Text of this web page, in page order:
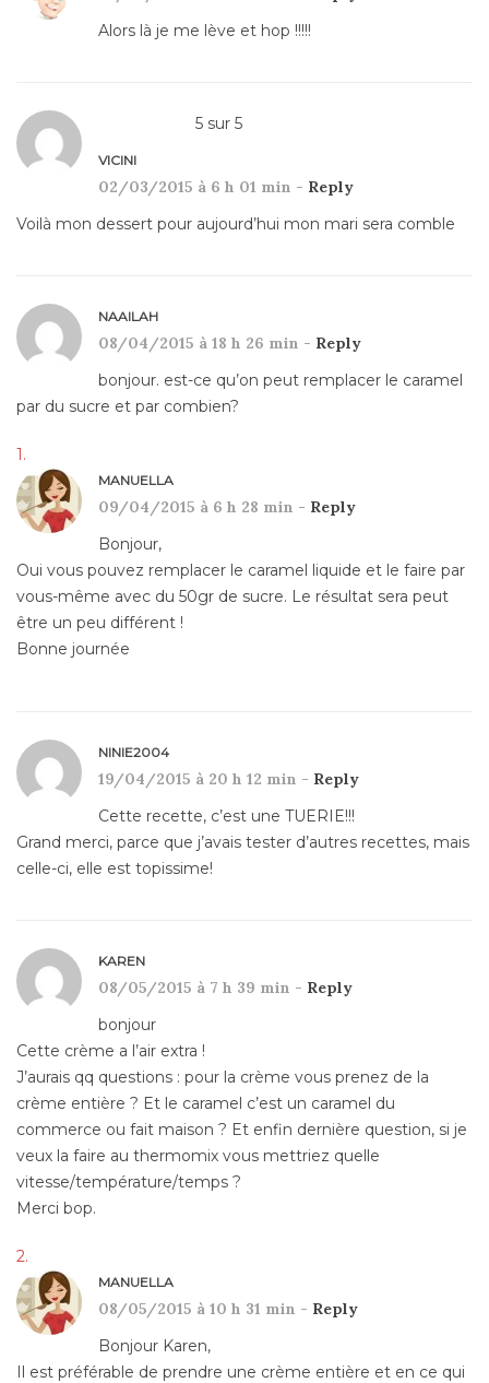
Alors là je me lève et hop !!!!!
5 sur 5
VICINI
02/03/2015 à 6 h 01 min - Reply
Voilà mon dessert pour aujourd’hui mon mari sera comble
NAAILAH
08/04/2015 à 18 h 26 min - Reply
bonjour. est-ce qu’on peut remplacer le caramel
par du sucre et par combien?
MANUELLA
09/04/2015 à 6 h 28 min - Reply
Bonjour,
Oui vous pouvez remplacer le caramel liquide et le faire par
vous-même avec du 50gr de sucre. Le résultat sera peut
être un peu différent !
Bonne journée
NINIE2004
19/04/2015 à 20 h 12 min - Reply
Cette recette, c’est une TUERIE!!!
Grand merci, parce que j’avais tester d’autres recettes, mais
celle-ci, elle est topissime!
KAREN
08/05/2015 à 7 h 39 min - Reply
bonjour
Cette crème a l’air extra !
J’aurais qq questions : pour la crème vous prenez de la
crème entière ? Et le caramel c’est un caramel du
commerce ou fait maison ? Et enfin dernière question, si je
veux la faire au thermomix vous mettriez quelle
vitesse/température/temps ?
Merci bop.
MANUELLA
08/05/2015 à 10 h 31 min - Reply
Bonjour Karen,
Il est préférable de prendre une crème entière et en ce qui